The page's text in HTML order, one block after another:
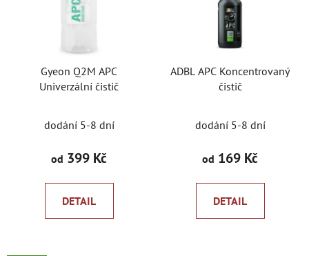
Gyeon Q2M APC
Univerzální čistič
hodnocení
produktu
5,0
z
dodání 5-8 dní
od 399 Kč
DETAIL
ADBL APC Koncentrovaný
čistič
dodání 5-8 dní
od 169 Kč
DETAIL